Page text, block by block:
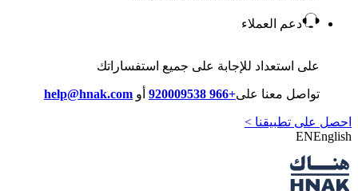
دعم العملاء
على استعداد للإجابة على جميع استفساراتك
تواصل معنا على+966 920009538 أو help@hnak.com
احصل على تطبيقنا >
ENEnglish